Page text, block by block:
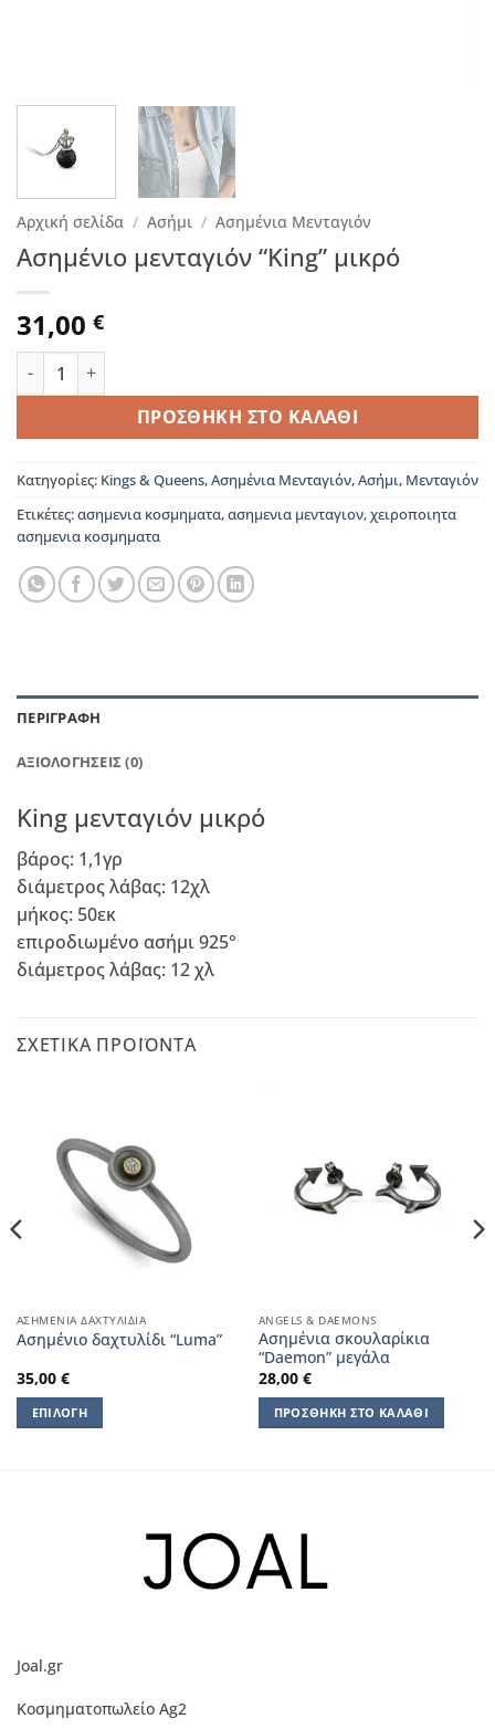
Αρχική σελίδα / Ασήμι / Ασημένια Μενταγιόν
Ασημένιο μενταγιόν “King” μικρό
31,00 €
Ασημένιο μενταγιόν “King” μικρό ποσότητα
ΠΡΟΣΘΉΚΗ ΣΤΟ ΚΑΛΆΘΙ
Κατηγορίες: Kings & Queens,Ασημένια Μενταγιόν,Ασήμι, Μενταγιόν
Ετικέτες:ασημενια κοσμηματα,ασημενια μενταγιον,χειροποιητα
ασημενια κοσμηματα
ΠΕΡΙΓΡΑΦΉ
ΑΞΙΟΛΟΓΉΣΕΙΣ (0)
King μενταγιόν μικρό
βάρος: 1,1γρ
διάμετρος λάβας: 12χλ
μήκος: 50εκ
επιροδιωμένο ασήμι 925°
διάμετρος λάβας: 12 χλ
ΣΧΕΤΙΚΆ ΠΡΟΪΌΝΤΑ
ΑΣΗΜΈΝΙΑ ΔΑΧΤΥΛΊΔΙΑ
Ασημένιο δαχτυλίδι “Luma”
35,00 €
ΕΠΙΛΟΓΉ
επιλεγούν
σελίδα
ANGELS & DAEMONS
Ασημένια σκουλαρίκια
“Daemon” μεγάλα
28,00 €
ΠΡΟΣΘΉΚΗ ΣΤΟ ΚΑΛΆΘΙ
Joal.gr
Κοσμηματοπωλείο Ag2